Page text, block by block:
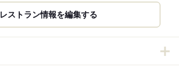
レストラン情報を編集する